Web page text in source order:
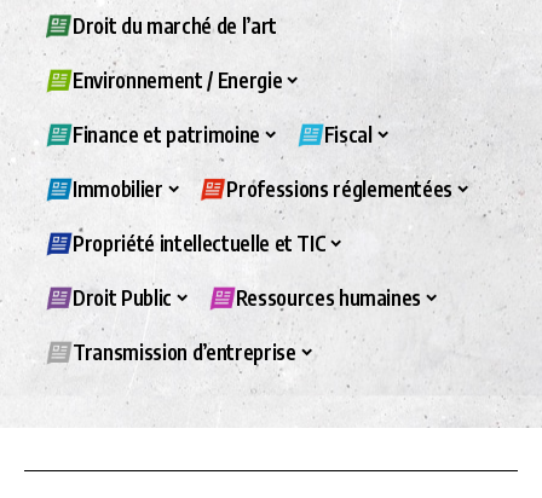
Droit du marché de l’art
Environnement / Energie
Finance et patrimoine Fiscal
Immobilier Professions réglementées
Propriété intellectuelle et TIC
Droit Public Ressources humaines
Transmission d’entreprise